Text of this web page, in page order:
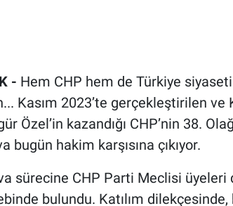
- Hem CHP hem de Türkiye
Kasım 2023’te gerçekleştirilen ve
Özel’in kazandığı CHP’nin 38.
bugün hakim karşısına çıkıyor.
sürecine CHP Parti Meclisi üyeleri
bulundu. Katılım